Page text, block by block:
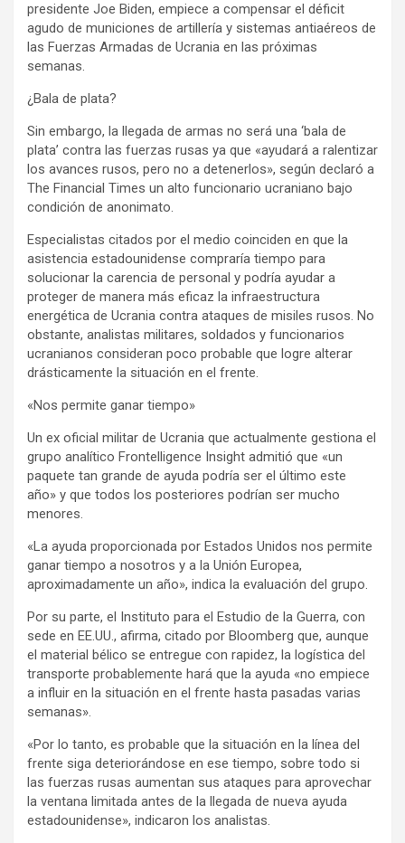
presidente Joe Biden, empiece a compensar el déficit
agudo de municiones de artillería y sistemas antiaéreos de
las Fuerzas Armadas de Ucrania en las próximas
semanas.
¿Bala de plata?
Sin embargo, la llegada de armas no será una ‘bala de
plata’ contra las fuerzas rusas ya que «ayudará a ralentizar
los avances rusos, pero no a detenerlos», según declaró a
The Financial Times un alto funcionario ucraniano bajo
condición de anonimato.
Especialistas citados por el medio coinciden en que la
asistencia estadounidense compraría tiempo para
solucionar la carencia de personal y podría ayudar a
proteger de manera más eficaz la infraestructura
energética de Ucrania contra ataques de misiles rusos. No
obstante, analistas militares, soldados y funcionarios
ucranianos consideran poco probable que logre alterar
drásticamente la situación en el frente.
«Nos permite ganar tiempo»
Un ex oficial militar de Ucrania que actualmente gestiona el
grupo analítico Frontelligence Insight admitió que «un
paquete tan grande de ayuda podría ser el último este
año» y que todos los posteriores podrían ser mucho
menores.
«La ayuda proporcionada por Estados Unidos nos permite
ganar tiempo a nosotros y a la Unión Europea,
aproximadamente un año», indica la evaluación del grupo.
Por su parte, el Instituto para el Estudio de la Guerra, con
sede en EE.UU., afirma, citado por Bloomberg que, aunque
el material bélico se entregue con rapidez, la logística del
transporte probablemente hará que la ayuda «no empiece
a influir en la situación en el frente hasta pasadas varias
semanas».
«Por lo tanto, es probable que la situación en la línea del
frente siga deteriorándose en ese tiempo, sobre todo si
las fuerzas rusas aumentan sus ataques para aprovechar
la ventana limitada antes de la llegada de nueva ayuda
estadounidense», indicaron los analistas.